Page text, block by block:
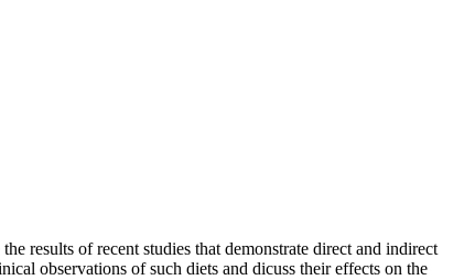
results of recent studies that demonstrate direct and indirect
observations of such diets and dicuss their effects on the